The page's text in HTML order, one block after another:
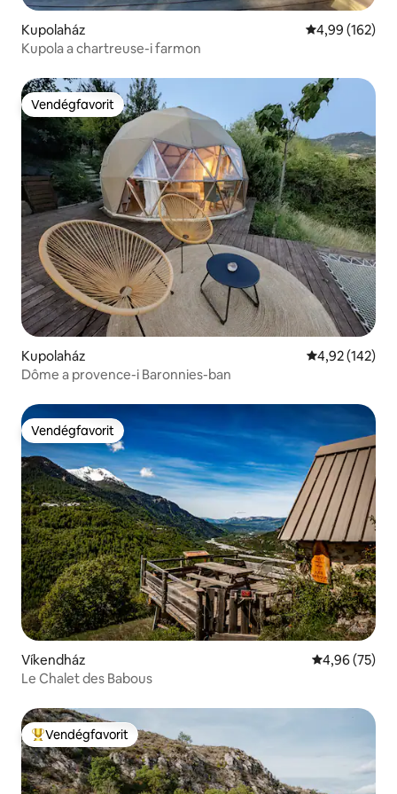
Kupolaház Átlagos
4,99 (162)
Kupola a chartreuse-i farmon
Vendégfavorit
Vendégfavorit
Kupolaház Átlagos
4,92 (142)
Dôme a provence-i Baronnies-ban
Vendégfavorit
Vendégfavorit
Víkendház Átlagos
4,96 (75)
Le Chalet des Babous
Kiemelt vendégfavorit
Vendégfavorit